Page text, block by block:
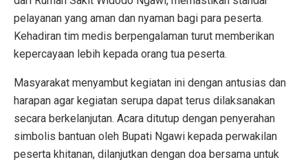
pelayanan yang aman dan nyaman bagi para peserta.
Kehadiran tim medis berpengalaman turut memberikan
kepercayaan lebih kepada orang tua peserta.
Masyarakat menyambut kegiatan ini dengan antusias dan
harapan agar kegiatan serupa dapat terus dilaksanakan
secara berkelanjutan. Acara ditutup dengan penyerahan
simbolis bantuan oleh Bupati Ngawi kepada perwakilan
peserta khitanan, dilanjutkan dengan doa bersama untuk